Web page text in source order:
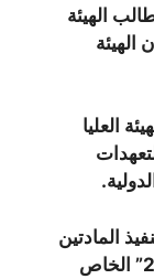
الهيئة
الهيئة
العليا
المادتين
“12” و”13″ من قرار مجلس الأمن “2254” الخاص